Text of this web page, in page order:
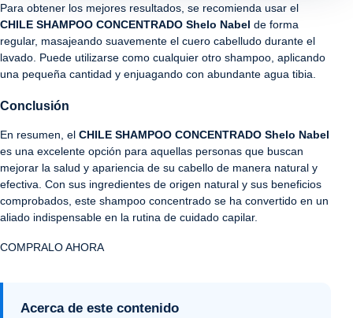
Para obtener los mejores resultados, se recomienda usar el
CHILE SHAMPOO CONCENTRADO Shelo Nabel de forma
regular, masajeando suavemente el cuero cabelludo durante el
lavado. Puede utilizarse como cualquier otro shampoo, aplicando
una pequeña cantidad y enjuagando con abundante agua tibia.
Conclusión
En resumen, el CHILE SHAMPOO CONCENTRADO Shelo Nabel
es una excelente opción para aquellas personas que buscan
mejorar la salud y apariencia de su cabello de manera natural y
efectiva. Con sus ingredientes de origen natural y sus beneficios
comprobados, este shampoo concentrado se ha convertido en un
aliado indispensable en la rutina de cuidado capilar.
COMPRALO AHORA
Acerca de este contenido